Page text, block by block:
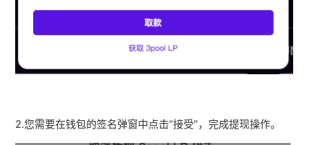
2.您需要在钱包的签名弹窗中点击“接受”，完成提现操作。